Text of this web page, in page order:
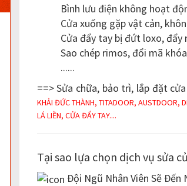
Bình lưu điện không hoạt
Cửa xuống gặp vật cản,
Cửa đẩy tay bị đứt loxo, đẩy
Sao chép rimos, đổi mã
......
==> Sửa chữa, bảo trì, lắp đặt
KHẢI ĐỨC THÀNH, TITADOOR, AUSTDOOR,
LÁ LIỀN, CỬA ĐẨY TAY....
Tại sao lựa chọn dịch vụ sửa
Đội Ngũ Nhân Viên Sẽ Đến